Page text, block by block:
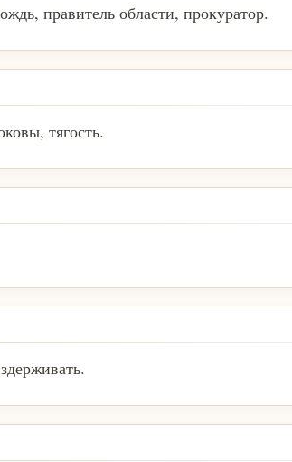
правитель области, прокуратор.
тягость.